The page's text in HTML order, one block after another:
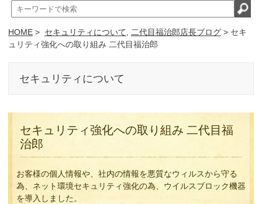
HOME > セキュリティについて 二代目福治郎店長ブログ > セキ
ュリティ強化への取り組み 二代目福治郎
セキュリティについて
セキュリティ強化への取り組み 二代目福
治郎
お客様の個人情報や、社内の情報を悪質なウィルスから守る
為、ネット環境セキュリティ強化の為、ウイルスブロック機器
を導入しました。